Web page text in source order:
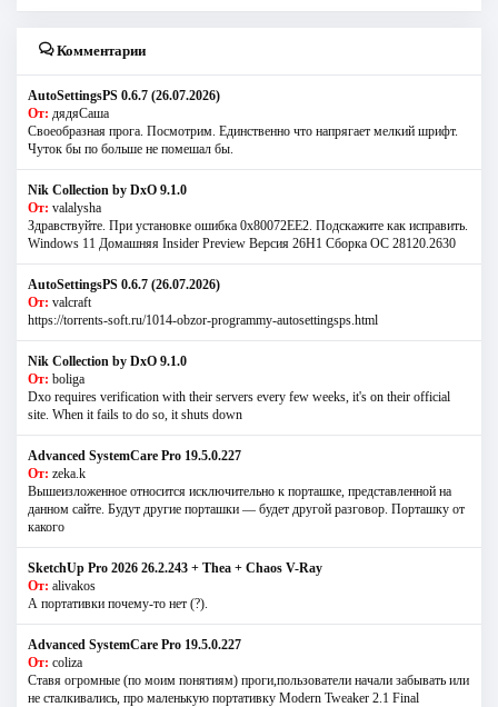
Комментарии
AutoSettingsPS 0.6.7 (26.07.2026)
От: дядяСаша
Своеобразная прога. Посмотрим. Единственно что напрягает мелкий шрифт.
Чуток бы по больше не помешал бы.
Nik Collection by DxO 9.1.0
От: valalysha
Здравствуйте. При установке ошибка 0х80072EE2. Подскажите как исправить.
Windows 11 Домашняя Insider Preview Версия 26H1 Сборка ОС 28120.2630
AutoSettingsPS 0.6.7 (26.07.2026)
От: valcraft
https://torrents-soft.ru/1014-obzor-programmy-autosettingsps.html
Nik Collection by DxO 9.1.0
От: boliga
Dxo requires verification with their servers every few weeks, it's on their official
site. When it fails to do so, it shuts down
Advanced SystemCare Pro 19.5.0.227
От: zeka.k
Вышеизложенное относится исключительно к порташке, представленной на
данном сайте. Будут другие порташки — будет другой разговор. Порташку от
какого
SketchUp Pro 2026 26.2.243 + Thea + Chaos V-Ray
От: alivakos
А портативки почему-то нет (?).
Advanced SystemCare Pro 19.5.0.227
От: coliza
Ставя огромные (по моим понятиям) проги,пользователи начали забывать или
не сталкивались, про маленькую портативку Modern Tweaker 2.1 Final